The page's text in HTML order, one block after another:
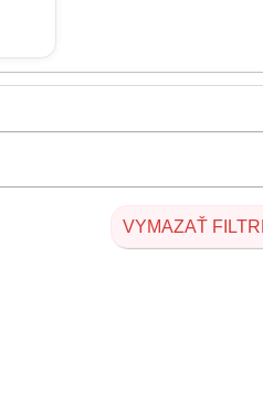
VYMAZAŤ